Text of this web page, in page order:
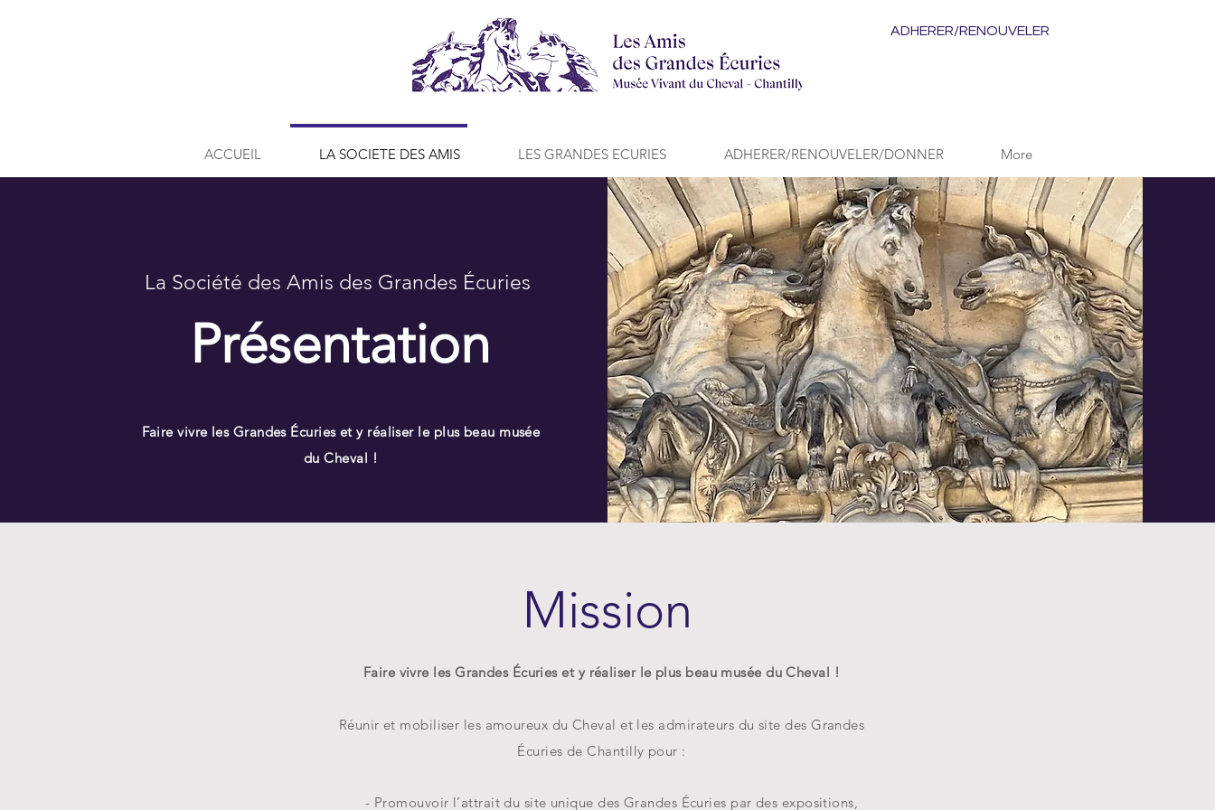
ADHERER/RENOUVELER
La Société des Amis des Grandes Écuries
Présentation
Faire vivre les Grandes Écuries et y réaliser le plus beau musée
du Cheval !
Mission
Faire vivre les Grandes Écuries et y réaliser le plus beau musée du Cheval !
Réunir et mobiliser les amoureux du Cheval et les admirateurs du site des Grandes
Écuries de Chantilly pour :
- Promouvoir l’attrait du site unique des Grandes Écuries par des expositions,
ACCUEIL LA SOCIETE DES AMIS LES GRANDES ECURIES ADHERER/RENOUVELER/DONNER More